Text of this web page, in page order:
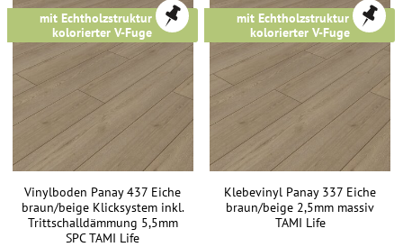
mit Echtholzstruktur &
kolorierter V-Fuge
Vinylboden Panay 437 Eiche
braun/beige Klicksystem inkl.
Trittschalldämmung 5,5mm
SPC TAMI Life
mit Echtholzstruktur &
kolorierter V-Fuge
Klebevinyl Panay 337 Eiche
braun/beige 2,5mm massiv
TAMI Life